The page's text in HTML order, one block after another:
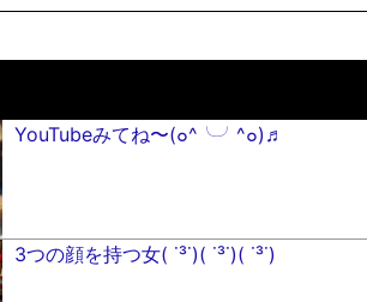
YouTubeみてね〜(๐^╰╯^๐)♬
3つの顔を持つ女( ˙³˙)( ˙³˙)( ˙³˙)